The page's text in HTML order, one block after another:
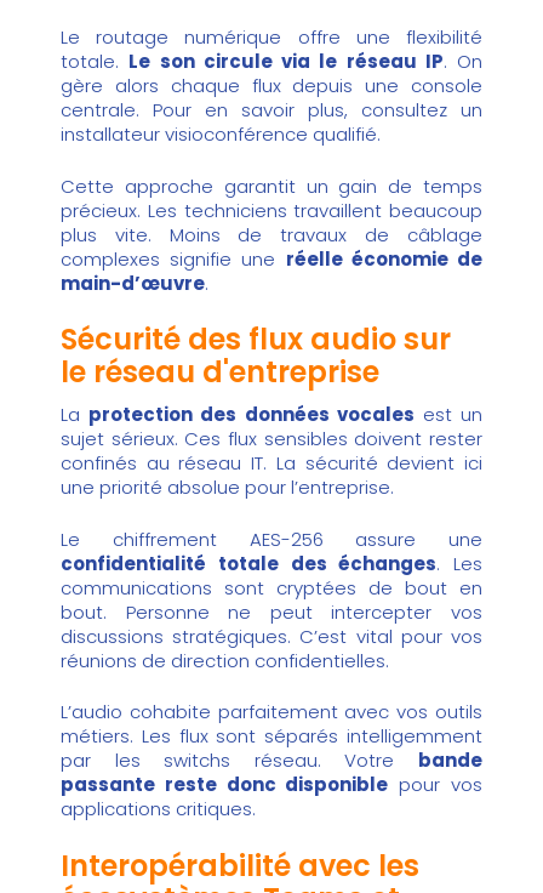
Le routage numérique offre une flexibilité
totale. Le son circule via le réseau IP. On
gère alors chaque flux depuis une console
centrale. Pour en savoir plus, consultez un
installateur visioconférence qualifié.
Cette approche garantit un gain de temps
précieux. Les techniciens travaillent beaucoup
plus vite. Moins de travaux de câblage
complexes signifie une réelle économie de
main-d’œuvre.
Sécurité des flux audio sur
le réseau d'entreprise
La protection des données vocales est un
sujet sérieux. Ces flux sensibles doivent rester
confinés au réseau IT. La sécurité devient ici
une priorité absolue pour l’entreprise.
Le chiffrement AES-256 assure une
confidentialité totale des échanges. Les
communications sont cryptées de bout en
bout. Personne ne peut intercepter vos
discussions stratégiques. C’est vital pour vos
réunions de direction confidentielles.
L’audio cohabite parfaitement avec vos outils
métiers. Les flux sont séparés intelligemment
par les switchs réseau. Votre bande
passante reste donc disponible pour vos
applications critiques.
Interopérabilité avec les